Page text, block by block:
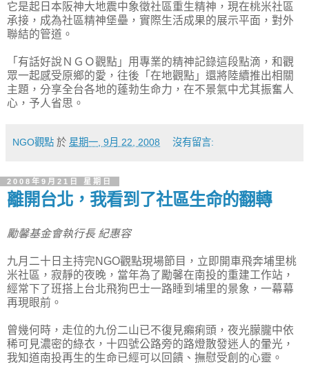
它是起日本阪神大地震中象徵社區重生精神，現在桃米社區
承接，成為社區精神堡壘，實際生活成果的展示平面，對外
聯結的管道。
「有話好說ＮＧＯ觀點」用專業的精神記錄這段點滴，和觀
眾一起感受原鄉的愛，往後「在地觀點」還將陸續推出相關
主題，分享全台各地的蓬勃生命力，在不景氣中尤其振奮人
心，予人省思。
NGO觀點 於 星期一, 9月 22, 2008 沒有留言:
2008年9月21日 星期日
離開台北，我看到了社區生命的翻轉
勵馨基金會執行長 紀惠容
九月二十日主持完NGO觀點現場節目，立即開車飛奔埔里桃
米社區，寂靜的夜晚，當年為了勵馨在南投的重建工作站，
經常下了班搭上台北飛狗巴士一路睡到埔里的景象，一幕幕
再現眼前。
曾幾何時，走位的九份二山已不復見癩痢頭，夜光朦朧中依
稀可見濃密的綠衣，十四號公路旁的路燈散發迷人的暈光，
我知道南投再生的生命已經可以回饋、撫慰受創的心靈。